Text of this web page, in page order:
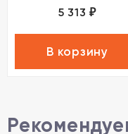
5 313₽
В корзину